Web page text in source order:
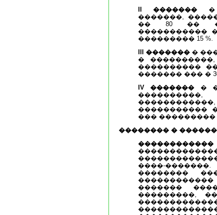
II ������� �
�������,
�� 80 ��
�����������
��������� 15 %.
III ������� �
�
����������
������� ��� �
IV ������� �
�����������
��� ���������
�������� �
����-
��������
�������
���������,